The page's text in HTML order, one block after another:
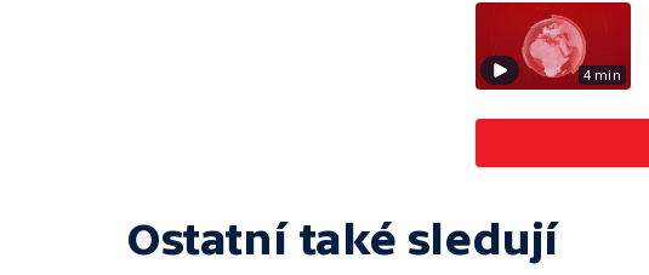
4 min
Ostatní také sledují